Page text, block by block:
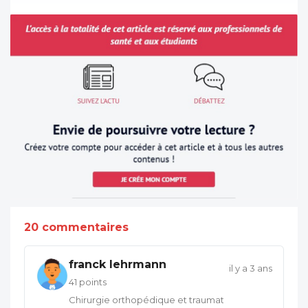
20 commentaires
franck lehrmann
41 points
Chirurgie orthopédique et traumatologie
il y a 3 ans